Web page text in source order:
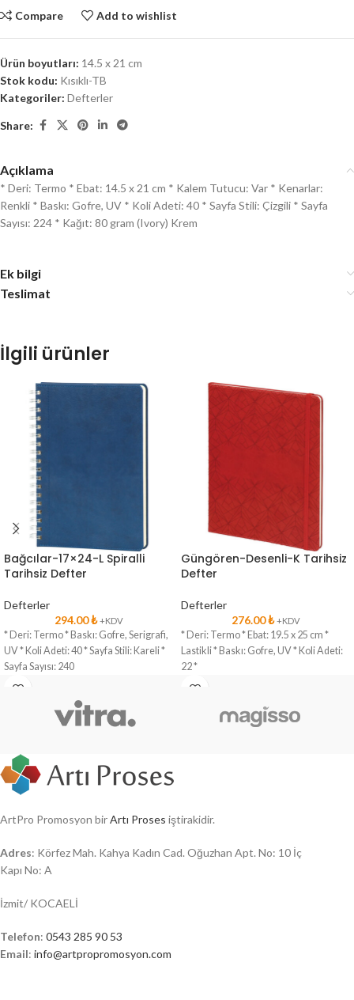
Compare Add to wishlist
Ürün boyutları: 14.5 x 21 cm
Stok kodu: Kısıklı-TB
Kategoriler: Defterler
Share:
Açıklama
* Deri: Termo * Ebat: 14.5 x 21 cm * Kalem Tutucu: Var * Kenarlar:
Renkli * Baskı: Gofre, UV * Koli Adeti: 40 * Sayfa Stili: Çizgili * Sayfa
Sayısı: 224 * Kağıt: 80 gram (Ivory) Krem
Ek bilgi
Teslimat
İlgili ürünler
Bağcılar-17×24-L Spiralli
Tarihsiz Defter
Defterler
294.00₺ +KDV
* Deri: Termo * Baskı: Gofre, Serigrafi,
UV * Koli Adeti: 40 * Sayfa Stili: Kareli *
Sayfa Sayısı: 240
Güngören-Desenli-K Tarihsiz
Defter
Defterler
276.00₺ +KDV
* Deri: Termo * Ebat: 19.5 x 25 cm *
Lastikli * Baskı: Gofre, UV * Koli Adeti:
22 *
ArtPro Promosyon birArtı Proses iştirakidir.
Adres: Körfez Mah. Kahya Kadın Cad. Oğuzhan Apt. No: 10 İç
Kapı No: A
İzmit/ KOCAELİ
Telefon: 0543 285 90 53
Email: info@artpropromosyon.com